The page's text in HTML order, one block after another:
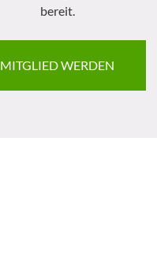
bereit.
MITGLIED WERDEN